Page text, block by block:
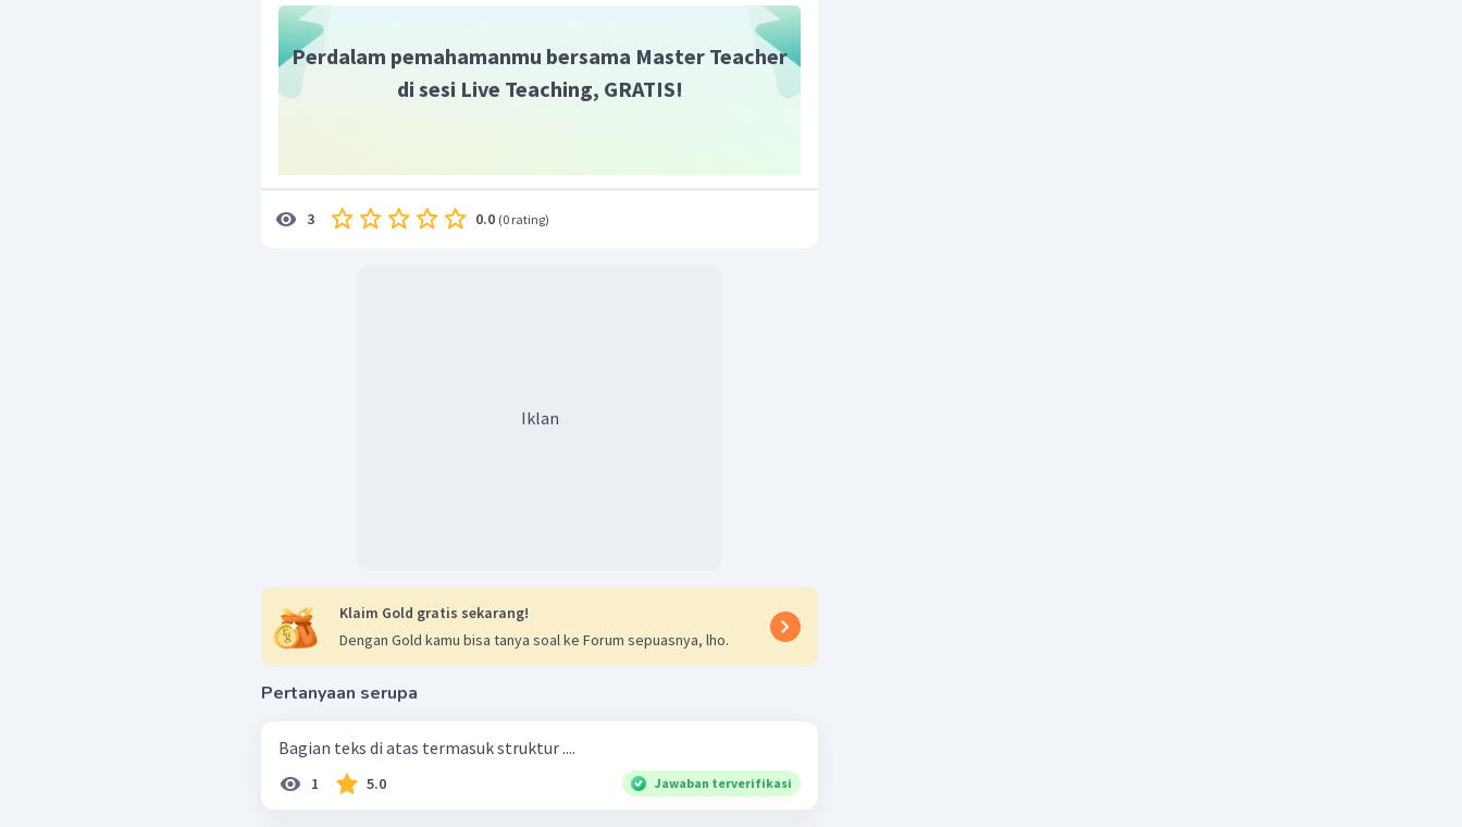
Interpretasi
, Interpretasi dalam teks eksplanasi dapat
dikatakan sebagai ulasan atau
Maka, unsur yang harus ada dalam teks eksplanasi adalah
Perdalam pemahamanmu bersama Master Teacher
di sesi Live Teaching, GRATIS!
3 0.0 (0 rating)
Iklan
Klaim Gold gratis sekarang!
Dengan Gold kamu bisa tanya soal ke Forum sepuasnya, lho.
Pertanyaan serupa
Bagian teks di atas termasuk struktur ....
1 5.0 Jawaban terverifikasi